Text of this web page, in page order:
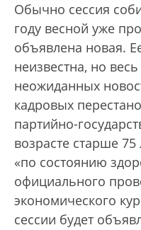
Обычно сессия
году весной уже
объявлена новая.
неизвестна, но
неожиданных
кадровых
партийно-
возрасте старше
«по состоянию
официального
экономического
сессии будет